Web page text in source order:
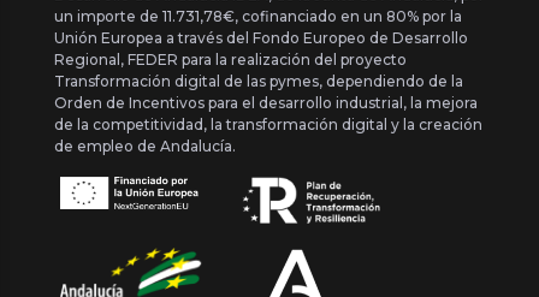
un importe de 11.731,78€, cofinanciado en un 80% por la
Unión Europea a través del Fondo Europeo de Desarrollo
Regional, FEDER para la realización del proyecto
Transformación digital de las pymes, dependiendo de la
Orden de Incentivos para el desarrollo industrial, la mejora
de la competitividad, la transformación digital y la creación
de empleo de Andalucía.